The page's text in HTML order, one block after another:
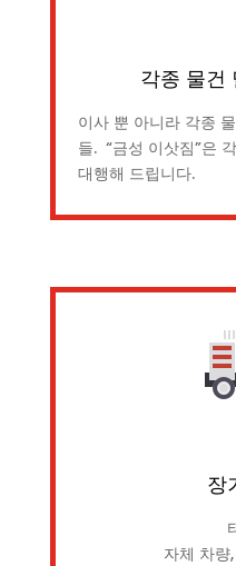
각종 물건
이사 뿐 아니라 각종
들. “금성 이삿짐”은
대행해 드립니다.
장
자체 차량